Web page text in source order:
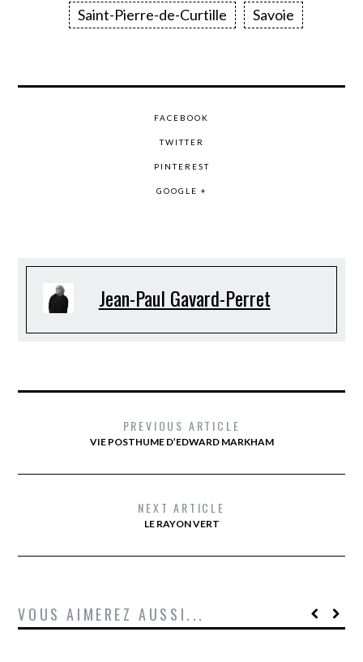
Saint-Pierre-de-Curtille
Savoie
FACEBOOK
TWITTER
PINTEREST
GOOGLE +
Jean-Paul Gavard-Perret
PREVIOUS ARTICLE
VIE POSTHUME D’EDWARD MARKHAM
NEXT ARTICLE
LE RAYON VERT
VOUS AIMEREZ AUSSI...